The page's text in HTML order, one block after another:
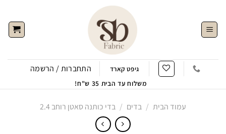
content
גיפט קארד התחברות / הרשמה
משלוח עד הבית 35 ש"ח!
עמוד הבית / בדים / בדי כותנה סאטן רוחב 2.4